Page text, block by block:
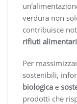
verdura non
contribuisce
rifiuti alimentari
Per
sostenibili,
biologica e
prodotti che